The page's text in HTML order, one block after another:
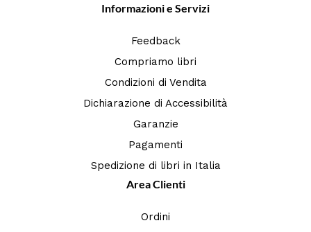
Informazioni e Servizi
Feedback
Compriamo libri
Condizioni di Vendita
Dichiarazione di Accessibilità
Garanzie
Pagamenti
Spedizione di libri in Italia
Area Clienti
Ordini